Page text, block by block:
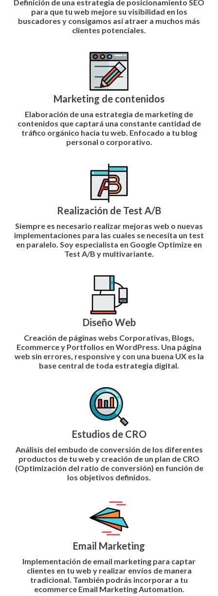
Definición de una estrategia de posicionamiento SEO
para que tu web mejore su visibilidad en los
buscadores y consigamos así atraer a muchos más
clientes potenciales.
Marketing de contenidos
Elaboración de una estrategia de marketing de
contenidos que captará una constante cantidad de
tráfico orgánico hacia tu web. Enfocado a tu blog
personal o corporativo.
Realización de Test A/B
Siempre es necesario realizar mejoras web o nuevas
implementaciones para las cuales se necesita un test
en paralelo. Soy especialista en Google Optimize en
Test A/B y multivariante.
Diseño Web
Creación de páginas webs Corporativas, Blogs,
Ecommerce y Portfolios en WordPress . Una página
web sin errores, responsive y con una buena UX es la
base central de toda estrategia digital.
Estudios de CRO
Análisis del embudo de conversión de los diferentes
productos de tu web y creación de un plan de CRO
(Optimización del ratio de conversión) en función de
los objetivos definidos.
Email Marketing
Implementación de email marketing para captar
clientes en tu web y realizar envíos de manera
tradicional. También podrás incorporar a tu
ecommerce Email Marketing Automation.